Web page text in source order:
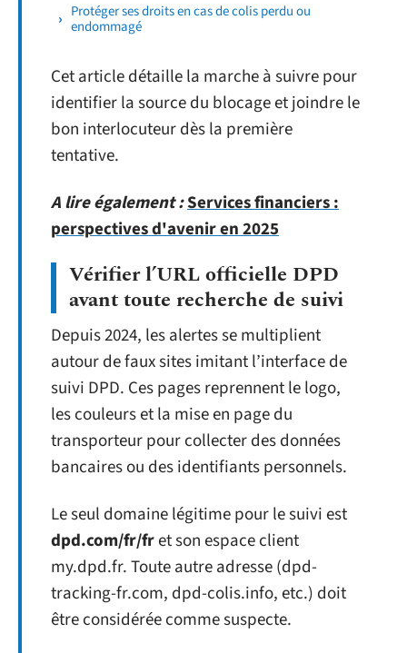
Protéger ses droits en cas de colis perdu ou
endommagé
Cet article détaille la marche à suivre pour
identifier la source du blocage et joindre le
bon interlocuteur dès la première
tentative.
A lire également :Services financiers :
perspectives d'avenir en 2025
Vérifier l’URL officielle DPD
avant toute recherche de suivi
Depuis 2024, les alertes se multiplient
autour de faux sites imitant l’interface de
suivi DPD. Ces pages reprennent le logo,
les couleurs et la mise en page du
transporteur pour collecter des données
bancaires ou des identifiants personnels.
Le seul domaine légitime pour le suivi est
dpd.com/fr/fret son espace client
my.dpd.fr. Toute autre adresse (dpd-
tracking-fr.com, dpd-colis.info, etc.) doit
être considérée comme suspecte.